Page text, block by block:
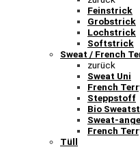
Feinstrick
Grobstrick
Lochstrick
Softstrick
Sweat / French
zurück
Sweat Uni
French
Steppstoff
Bio
Sweat-
French
Tüll